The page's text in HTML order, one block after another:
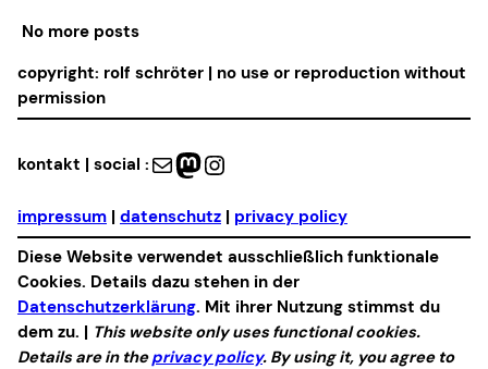
No more posts
copyright: rolf schröter | no use or reproduction without
permission
kontakt | social : Mail Mastodon Instagram
impressum | datenschutz | privacy policy
Diese Website verwendet ausschließlich funktionale
Cookies. Details dazu stehen in der
Datenschutzerklärung. Mit ihrer Nutzung stimmst du
dem zu. | This website only uses functional cookies.
Details are in theprivacy policy. By using it, you agree to